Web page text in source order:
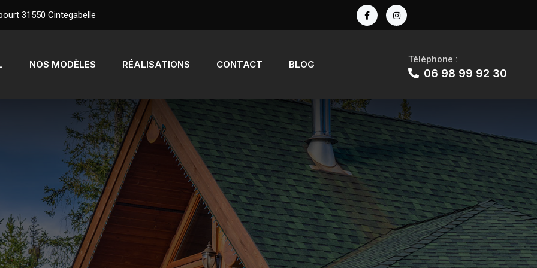
31550 Cintegabelle
NOS MODÈLES RÉALISATIONS CONTACT BLOG Téléphone :
06 98 99 92 30